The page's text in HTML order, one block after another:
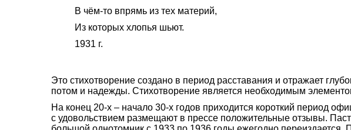
В чём-то впрямь из тех материй,
Из которых хлопья шьют.
1931 г.
Это стихотворение создано в период расставания и отражает
потом и надежды. Стихотворение является необходимым
На конец 20-х – начало 30-х годов приходится короткий период
с удовольствием размещают в прессе положительные отзывы.